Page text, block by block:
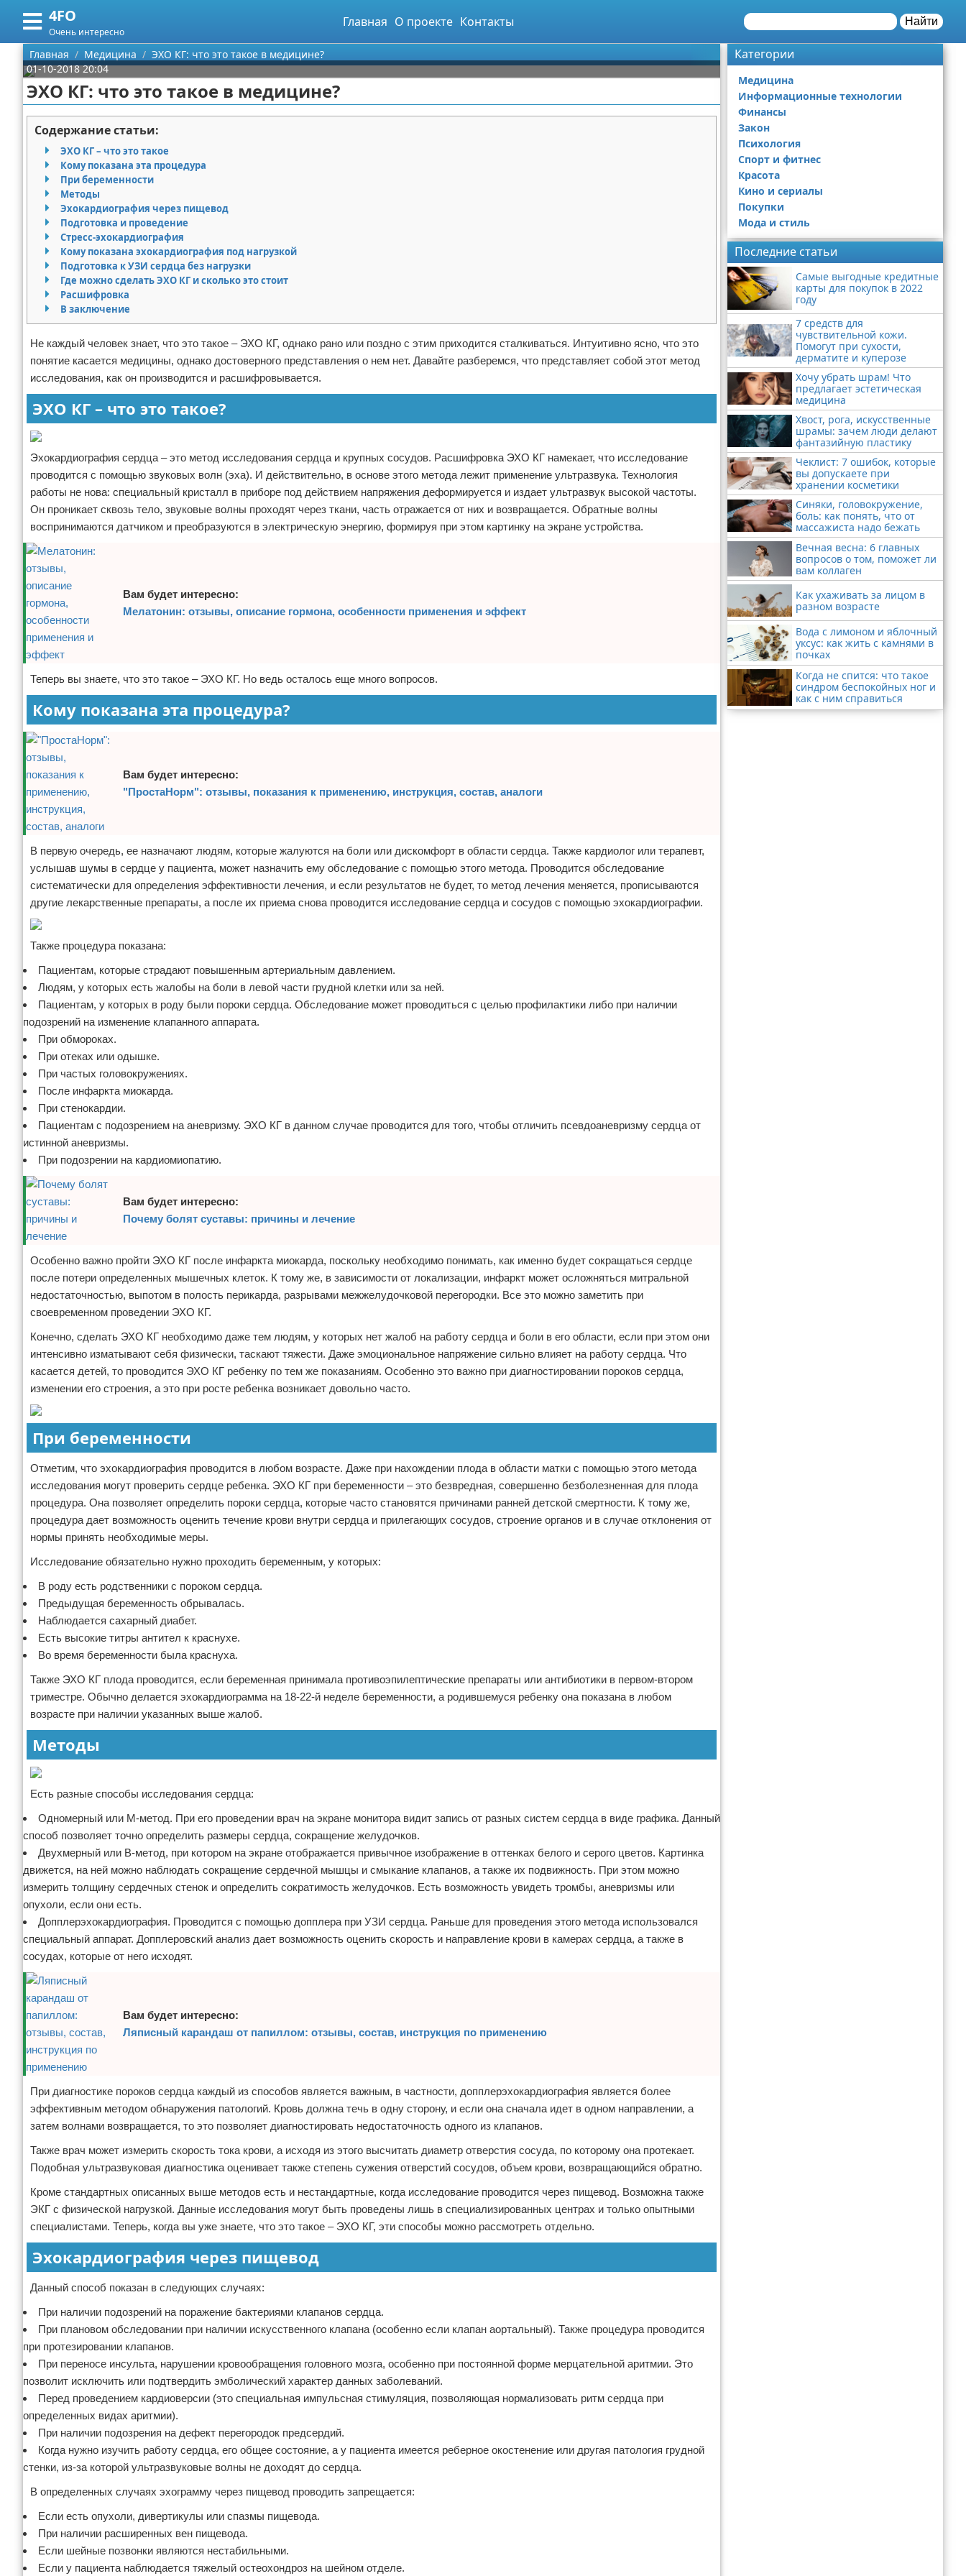
4FO
Очень интересно
Главная О проекте Контакты Найти
Меню
Главная
Категории
Медицина
Информационные технологии
Финансы
Закон
Психология
Спорт и фитнес
Красота
Кино и сериалы
Покупки
Мода и стиль
Поиск
О проекте
Контакты
Сотрудничество
Размещение рекламы
Для правообладателей
Условия предоставления информации
Отказ от ответственности
Главная Медицина
ЭХО КГ: что это такое в медицине?
01-10-2018 20:04
ЭХО КГ: что это такое в медицине?
Содержание статьи:
ЭХО КГ – что это такое
Кому показана эта процедура
При беременности
Методы
Эхокардиография через пищевод
Подготовка и проведение
Стресс-эхокардиография
Кому показана эхокардиография под нагрузкой
Подготовка к УЗИ сердца без нагрузки
Где можно сделать ЭХО КГ и сколько это стоит
Расшифровка
В заключение
Не каждый человек знает, что это такое – ЭХО КГ, однако рано или поздно с этим приходится сталкиваться. Интуитивно ясно, что это
понятие касается медицины, однако достоверного представления о нем нет. Давайте разберемся, что представляет собой этот метод
исследования, как он производится и расшифровывается.
ЭХО КГ – что это такое?
Эхокардиография сердца – это метод исследования сердца и крупных сосудов. Расшифровка ЭХО КГ намекает, что исследование
проводится с помощью звуковых волн (эха). И действительно, в основе этого метода лежит применение ультразвука. Технология
работы не нова: специальный кристалл в приборе под действием напряжения деформируется и издает ультразвук высокой частоты.
Он проникает сквозь тело, звуковые волны проходят через ткани, часть отражается от них и возвращается. Обратные волны
воспринимаются датчиком и преобразуются в электрическую энергию, формируя при этом картинку на экране устройства.
Вам будет интересно:
Мелатонин: отзывы, описание гормона, особенности применения и эффект
Теперь вы знаете, что это такое – ЭХО КГ. Но ведь осталось еще много вопросов.
Кому показана эта процедура?
Вам будет интересно:
"ПростаНорм": отзывы, показания к применению, инструкция, состав, аналоги
В первую очередь, ее назначают людям, которые жалуются на боли или дискомфорт в области сердца. Также кардиолог или терапевт,
услышав шумы в сердце у пациента, может назначить ему обследование с помощью этого метода. Проводится обследование
систематически для определения эффективности лечения, и если результатов не будет, то метод лечения меняется, прописываются
другие лекарственные препараты, а после их приема снова проводится исследование сердца и сосудов с помощью эхокардиографии.
Также процедура показана:
Пациентам, которые страдают повышенным артериальным давлением.
Людям, у которых есть жалобы на боли в левой части грудной клетки или за ней.
Пациентам, у которых в роду были пороки сердца. Обследование может проводиться с целью профилактики либо при наличии
подозрений на изменение клапанного аппарата.
При обмороках.
При отеках или одышке.
При частых головокружениях.
После инфаркта миокарда.
При стенокардии.
Пациентам с подозрением на аневризму. ЭХО КГ в данном случае проводится для того, чтобы отличить псевдоаневризму сердца от
истинной аневризмы.
При подозрении на кардиомиопатию.
Вам будет интересно:
Почему болят суставы: причины и лечение
Особенно важно пройти ЭХО КГ после инфаркта миокарда, поскольку необходимо понимать, как именно будет сокращаться сердце
после потери определенных мышечных клеток. К тому же, в зависимости от локализации, инфаркт может осложняться митральной
недостаточностью, выпотом в полость перикарда, разрывами межжелудочковой перегородки. Все это можно заметить при
своевременном проведении ЭХО КГ.
Конечно, сделать ЭХО КГ необходимо даже тем людям, у которых нет жалоб на работу сердца и боли в его области, если при этом они
интенсивно изматывают себя физически, таскают тяжести. Даже эмоциональное напряжение сильно влияет на работу сердца. Что
касается детей, то проводится ЭХО КГ ребенку по тем же показаниям. Особенно это важно при диагностировании пороков сердца,
изменении его строения, а это при росте ребенка возникает довольно часто.
При беременности
Отметим, что эхокардиография проводится в любом возрасте. Даже при нахождении плода в области матки с помощью этого метода
исследования могут проверить сердце ребенка. ЭХО КГ при беременности – это безвредная, совершенно безболезненная для плода
процедура. Она позволяет определить пороки сердца, которые часто становятся причинами ранней детской смертности. К тому же,
процедура дает возможность оценить течение крови внутри сердца и прилегающих сосудов, строение органов и в случае отклонения от
нормы принять необходимые меры.
Исследование обязательно нужно проходить беременным, у которых:
В роду есть родственники с пороком сердца.
Предыдущая беременность обрывалась.
Наблюдается сахарный диабет.
Есть высокие титры антител к краснухе.
Во время беременности была краснуха.
Также ЭХО КГ плода проводится, если беременная принимала противоэпилептические препараты или антибиотики в первом-втором
триместре. Обычно делается эхокардиограмма на 18-22-й неделе беременности, а родившемуся ребенку она показана в любом
возрасте при наличии указанных выше жалоб.
Методы
Есть разные способы исследования сердца:
Одномерный или М-метод. При его проведении врач на экране монитора видит запись от разных систем сердца в виде графика. Данный
способ позволяет точно определить размеры сердца, сокращение желудочков.
Двухмерный или В-метод, при котором на экране отображается привычное изображение в оттенках белого и серого цветов. Картинка
движется, на ней можно наблюдать сокращение сердечной мышцы и смыкание клапанов, а также их подвижность. При этом можно
измерить толщину сердечных стенок и определить сократимость желудочков. Есть возможность увидеть тромбы, аневризмы или
опухоли, если они есть.
Допплерэхокардиография. Проводится с помощью допплера при УЗИ сердца. Раньше для проведения этого метода использовался
специальный аппарат. Допплеровский анализ дает возможность оценить скорость и направление крови в камерах сердца, а также в
сосудах, которые от него исходят.
Вам будет интересно:
Ляписный карандаш от папиллом: отзывы, состав, инструкция по применению
При диагностике пороков сердца каждый из способов является важным, в частности, допплерэхокардиография является более
эффективным методом обнаружения патологий. Кровь должна течь в одну сторону, и если она сначала идет в одном направлении, а
затем волнами возвращается, то это позволяет диагностировать недостаточность одного из клапанов.
Также врач может измерить скорость тока крови, а исходя из этого высчитать диаметр отверстия сосуда, по которому она протекает.
Подобная ультразвуковая диагностика оценивает также степень сужения отверстий сосудов, объем крови, возвращающийся обратно.
Кроме стандартных описанных выше методов есть и нестандартные, когда исследование проводится через пищевод. Возможна также
ЭКГ с физической нагрузкой. Данные исследования могут быть проведены лишь в специализированных центрах и только опытными
специалистами. Теперь, когда вы уже знаете, что это такое – ЭХО КГ, эти способы можно рассмотреть отдельно.
Эхокардиография через пищевод
Данный способ показан в следующих случаях:
При наличии подозрений на поражение бактериями клапанов сердца.
При плановом обследовании при наличии искусственного клапана (особенно если клапан аортальный). Также процедура проводится
при протезировании клапанов.
При переносе инсульта, нарушении кровообращения головного мозга, особенно при постоянной форме мерцательной аритмии. Это
позволит исключить или подтвердить эмболический характер данных заболеваний.
Перед проведением кардиоверсии (это специальная импульсная стимуляция, позволяющая нормализовать ритм сердца при
определенных видах аритмии).
При наличии подозрения на дефект перегородок предсердий.
Когда нужно изучить работу сердца, его общее состояние, а у пациента имеется реберное окостенение или другая патология грудной
стенки, из-за которой ультразвуковые волны не доходят до сердца.
В определенных случаях эхограмму через пищевод проводить запрещается:
Если есть опухоли, дивертикулы или спазмы пищевода.
При наличии расширенных вен пищевода.
Если шейные позвонки являются нестабильными.
Если у пациента наблюдается тяжелый остеохондроз на шейном отделе.
Категории
Медицина
Информационные технологии
Финансы
Закон
Психология
Спорт и фитнес
Красота
Кино и сериалы
Покупки
Мода и стиль
Последние статьи
Самые выгодные кредитные
карты для покупок в 2022
году
7 средств для
чувствительной кожи.
Помогут при сухости,
дерматите и куперозе
Хочу убрать шрам! Что
предлагает эстетическая
медицина
Хвост, рога, искусственные
шрамы: зачем люди делают
фантазийную пластику
Чеклист: 7 ошибок, которые
вы допускаете при
хранении косметики
Синяки, головокружение,
боль: как понять, что от
массажиста надо бежать
Вечная весна: 6 главных
вопросов о том, поможет ли
вам коллаген
Как ухаживать за лицом в
разном возрасте
Вода с лимоном и яблочный
уксус: как жить с камнями в
почках
Когда не спится: что такое
синдром беспокойных ног и
как с ним справиться